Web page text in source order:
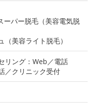
ーパー脱毛（美容電気脱
（美容ライト脱毛）
リング：Web／電話
／クリニック受付